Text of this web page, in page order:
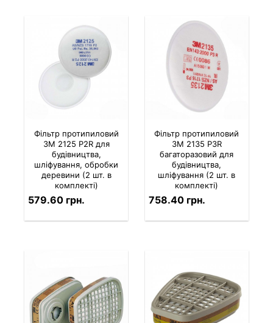
Фільтр протипиловий
3M 2125 P2R для
будівництва,
шліфування, обробки
деревини (2 шт. в
комплекті)
579.60 грн.
Фільтр протипиловий
3M 2135 P3R
багаторазовий для
будівництва,
шліфування (2 шт. в
комплекті)
758.40 грн.